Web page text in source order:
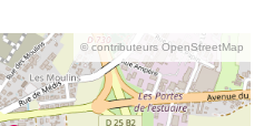
© contributeurs OpenStreetMap